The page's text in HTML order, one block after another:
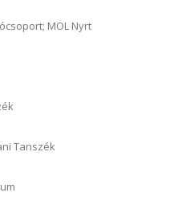
MOL Nyrt
Tanszék